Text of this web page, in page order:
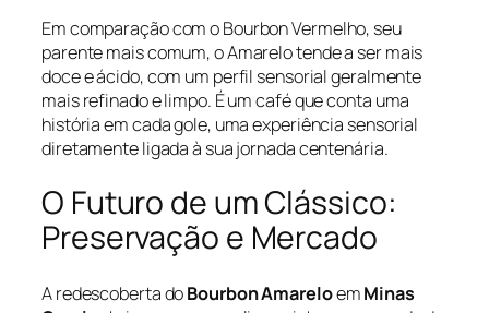
Em comparação com o Bourbon Vermelho, seu
parente mais comum, o Amarelo tende a ser mais
doce e ácido, com um perfil sensorial geralmente
mais refinado e limpo. É um café que conta uma
história em cada gole, uma experiência sensorial
diretamente ligada à sua jornada centenária.
O Futuro de um Clássico:
Preservação e Mercado
A redescoberta doBourbon AmareloemMinas